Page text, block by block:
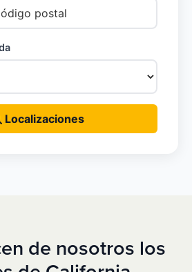
Localizaciones
de nosotros los